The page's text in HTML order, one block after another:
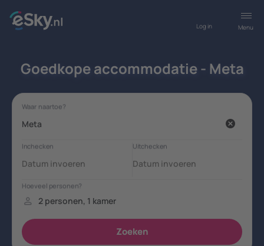
Menu
Log in
Goedkope accommodatie - Meta